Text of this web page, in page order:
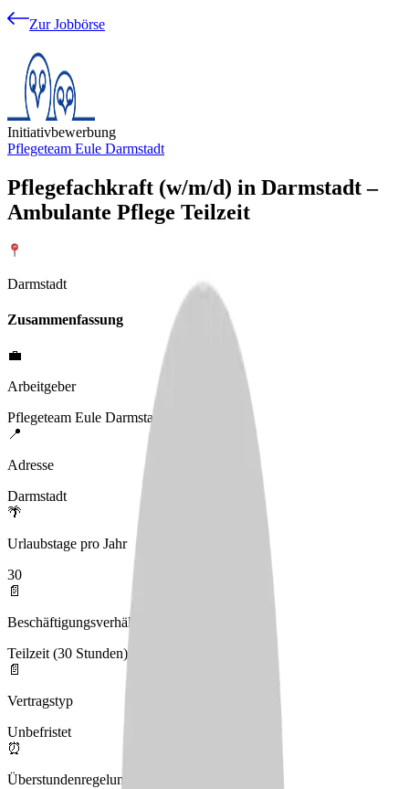
Zur Jobbörse
Initiativbewerbung
Pflegeteam Eule Darmstadt
Pflegefachkraft (w/m/d) in Darmstadt –
Ambulante Pflege Teilzeit
Darmstadt
Zusammenfassung
💼
Arbeitgeber
Pflegeteam Eule Darmstadt
📍
Adresse
Darmstadt
🌴
Urlaubstage pro Jahr
30
📄
Beschäftigungsverhältnis
Teilzeit (30 Stunden)
📄
Vertragstyp
Unbefristet
⏰
Überstundenregelung